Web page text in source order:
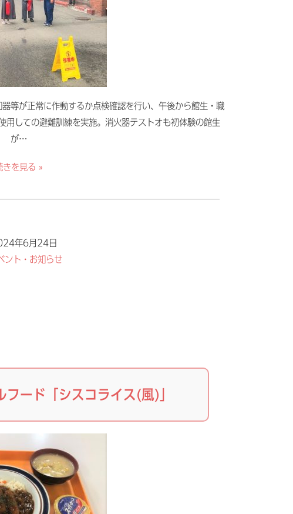
等が正常に作動するか点検確認を行い、午後から館生・職
用しての避難訓練を実施。消火器テストオも初体験の館生
が…
きを見る »
年6月24日
ント・お知らせ
ード「シスコライス(風)」